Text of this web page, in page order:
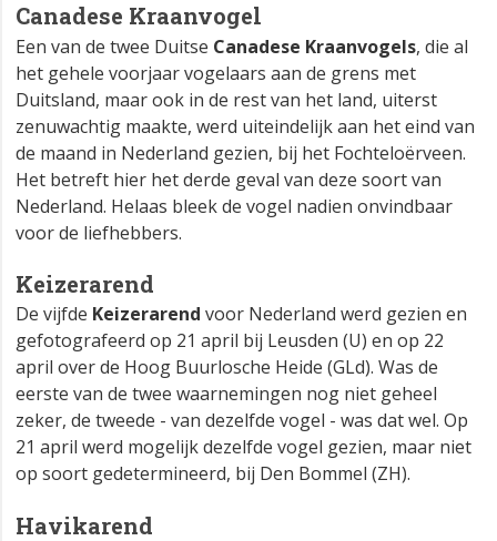
Canadese Kraanvogel
Een van de twee Duitse Canadese Kraanvogels, die al
het gehele voorjaar vogelaars aan de grens met
Duitsland, maar ook in de rest van het land, uiterst
zenuwachtig maakte, werd uiteindelijk aan het eind van
de maand in Nederland gezien, bij het Fochteloërveen.
Het betreft hier het derde geval van deze soort van
Nederland. Helaas bleek de vogel nadien onvindbaar
voor de liefhebbers.
Keizerarend
De vijfde Keizerarend voor Nederland werd gezien en
gefotografeerd op 21 april bij Leusden (U) en op 22
april over de Hoog Buurlosche Heide (GLd). Was de
eerste van de twee waarnemingen nog niet geheel
zeker, de tweede - van dezelfde vogel - was dat wel. Op
21 april werd mogelijk dezelfde vogel gezien, maar niet
op soort gedetermineerd, bij Den Bommel (ZH).
Havikarend